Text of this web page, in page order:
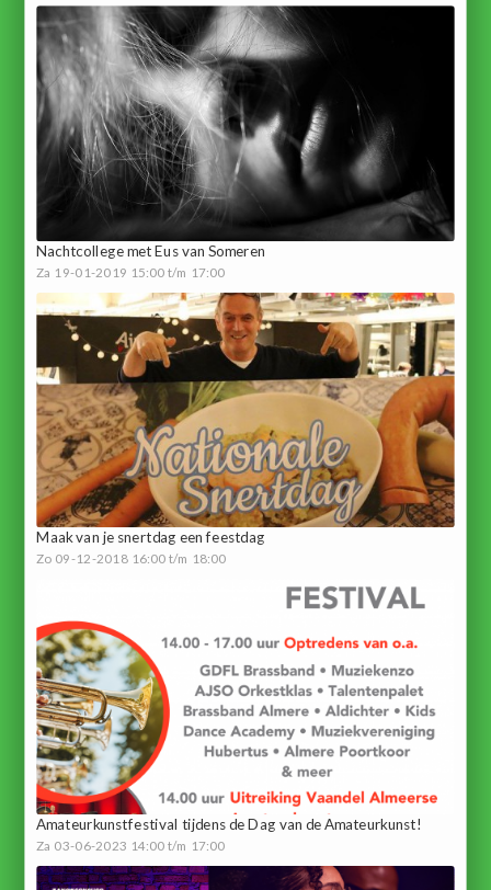
Nachtcollege met Eus van Someren
Za 19-01-2019 15:00 t/m 17:00
Maak van je snertdag een feestdag
Zo 09-12-2018 16:00 t/m 18:00
Amateurkunstfestival tijdens de Dag van de Amateurkunst!
Za 03-06-2023 14:00 t/m 17:00